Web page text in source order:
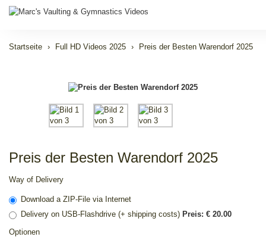
Startseite Full HD Videos 2025 Preis der Besten Warendorf 2025
Preis der Besten Warendorf 2025
Way of Delivery
Download a ZIP-File via Internet
Delivery on USB-Flashdrive (+ shipping costs) Preis: € 20.00
Optionen